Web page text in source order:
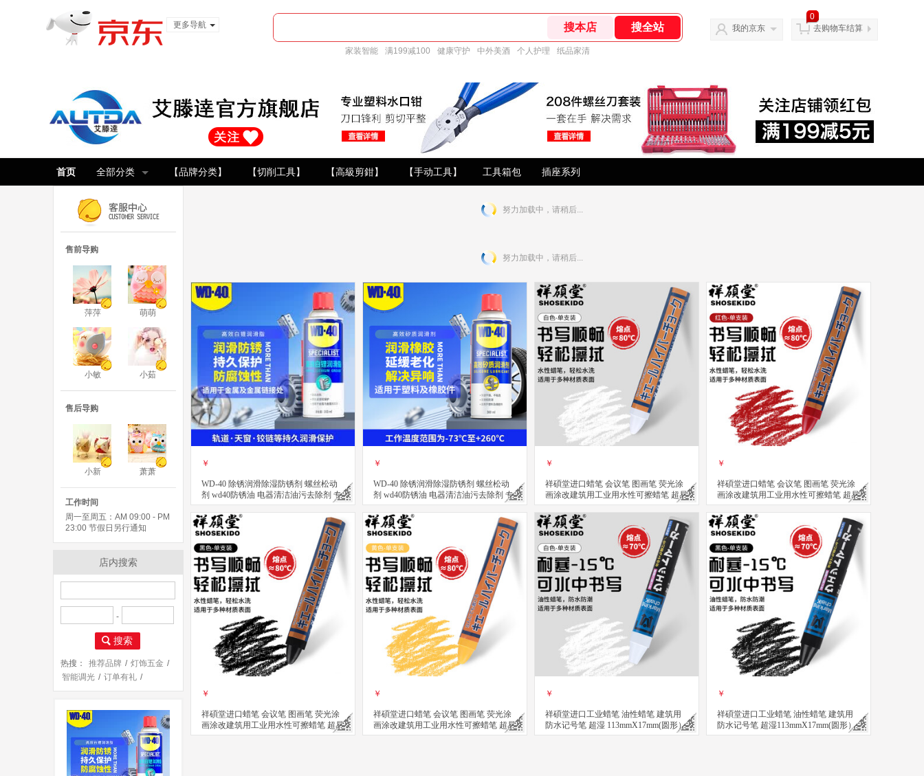
更多导航
家装智能 满199减100 健康守护 中外美酒 个人护理 纸品家清
我的京东
0
去购物车结算
首页 全部分类 【品牌分类】 【切削工具】 【高級剪鉗】 【手动工具】 工具箱包 插座系列
售前导购
萍萍 萌萌
小敏 小茹
售后导购
小新 萧萧
工作时间
周一至周五：AM 09:00 - PM
23:00 节假日另行通知
店内搜索
-
搜索
热搜： 推荐品牌 / 灯饰五金 /
智能调光 / 订单有礼 /
安装服务 /
努力加载中，请稍后...
努力加载中，请稍后...
￥
WD-40 除锈润滑除湿防锈剂 螺丝松动
剂 wd40防锈油 电器清洁油污去除剂 专
效型高效白锂润滑脂 360ml
立即购买
￥
WD-40 除锈润滑除湿防锈剂 螺丝松动
剂 wd40防锈油 电器清洁油污去除剂 专
效型高效矽质润滑剂 360ml
立即购买
￥
祥碩堂进口蜡笔 会议笔 图画笔 荧光涂
画涂改建筑用工业用水性可擦蜡笔 超易
擦 110mmX14mm 白色(单支装）
立即购买
￥
祥碩堂进口蜡笔 会议笔 图画笔 荧光涂
画涂改建筑用工业用水性可擦蜡笔 超易
擦 110mmX14mm 赤红色(单支装）
立即购买
￥
祥碩堂进口蜡笔 会议笔 图画笔 荧光涂
画涂改建筑用工业用水性可擦蜡笔 超易
擦 110mmX14mm 黑色(单支装）
￥
祥碩堂进口蜡笔 会议笔 图画笔 荧光涂
画涂改建筑用工业用水性可擦蜡笔 超易
擦 110mmX14mm 黄色(单支装）
￥
祥碩堂进口工业蜡笔 油性蜡笔 建筑用
防水记号笔 超湿 113mmX17mm(圆形）
白色
￥
祥碩堂进口工业蜡笔 油性蜡笔 建筑用
防水记号笔 超湿113mmX17mm(圆形）
黑色